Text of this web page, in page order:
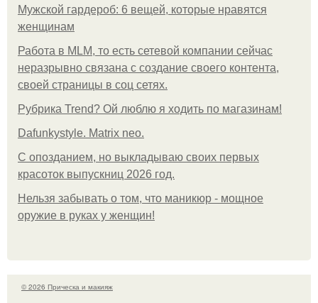
Мужской гардероб: 6 вещей, которые нравятся
женщинам
Работа в MLM, то есть сетевой компании сейчас
неразрывно связана с создание своего контента,
своей страницы в соц сетях.
Рубрика Trend? Ой люблю я ходить по магазинам!
Dafunkystyle. Matrix neo.
С опозданием, но выкладываю своих первых
красоток выпускниц 2026 год.
Нельзя забывать о том, что маникюр - мощное
оружие в руках у женщин!
© 2026 Прическа и макияж